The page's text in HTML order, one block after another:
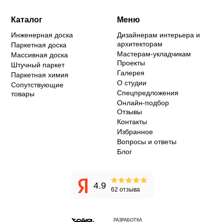
Каталог
Инженерная доска
Паркетная доска
Массивная доска
Штучный паркет
Паркетная химия
Сопутствующие
товары
Меню
Дизайнерам интерьера и
архитекторам
Мастерам-укладчикам
Проекты
Галерея
О студии
Спецпредложения
Онлайн-подбор
Отзывы
Контакты
Избранное
Вопросы и ответы
Блог
4.9 62 отзыва
РАЗРАБОТКА